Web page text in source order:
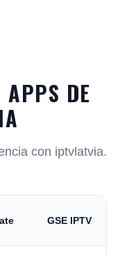
APPS DE
con iptvlatvia.
GSE IPTV